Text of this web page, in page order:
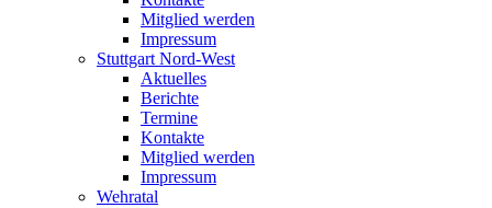
Mitglied werden
Impressum
Stuttgart Nord-West
Aktuelles
Berichte
Termine
Kontakte
Mitglied werden
Impressum
Wehratal